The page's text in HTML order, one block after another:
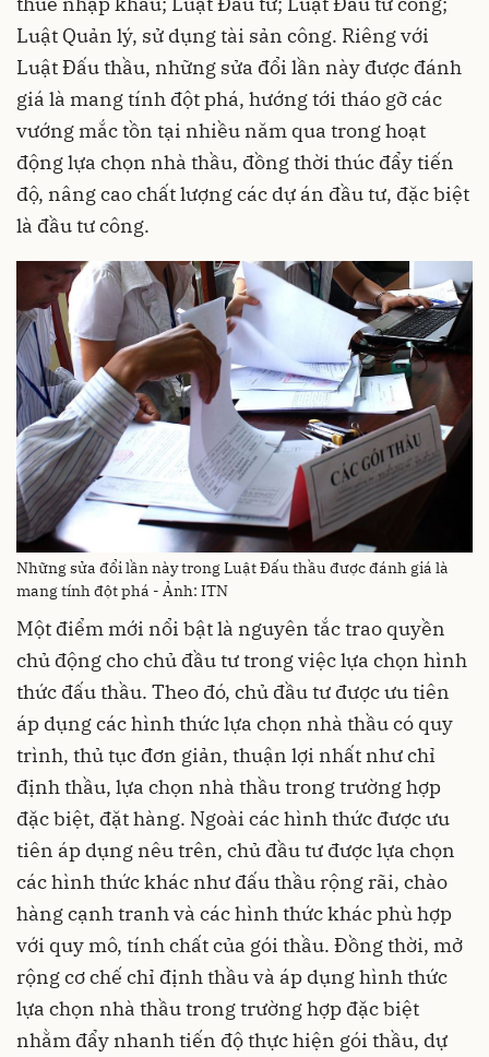
Luật Quản lý, sử dụng tài sản công. Riêng với
Luật Đấu thầu, những sửa đổi lần này được đánh
giá là mang tính đột phá, hướng tới tháo gỡ các
vướng mắc tồn tại nhiều năm qua trong hoạt
động lựa chọn nhà thầu, đồng thời thúc đẩy tiến
độ, nâng cao chất lượng các dự án đầu tư, đặc biệt
là đầu tư công.
Những sửa đổi lần này trong Luật Đấu thầu được đánh giá là
mang tính đột phá - Ảnh: ITN
Một điểm mới nổi bật là nguyên tắc trao quyền
chủ động cho chủ đầu tư trong việc lựa chọn hình
thức đấu thầu. Theo đó, chủ đầu tư được ưu tiên
áp dụng các hình thức lựa chọn nhà thầu có quy
trình, thủ tục đơn giản, thuận lợi nhất như chỉ
định thầu, lựa chọn nhà thầu trong trường hợp
đặc biệt, đặt hàng. Ngoài các hình thức được ưu
tiên áp dụng nêu trên, chủ đầu tư được lựa chọn
các hình thức khác như đấu thầu rộng rãi, chào
hàng cạnh tranh và các hình thức khác phù hợp
với quy mô, tính chất của gói thầu. Đồng thời, mở
rộng cơ chế chỉ định thầu và áp dụng hình thức
lựa chọn nhà thầu trong trường hợp đặc biệt
nhằm đẩy nhanh tiến độ thực hiện gói thầu, dự